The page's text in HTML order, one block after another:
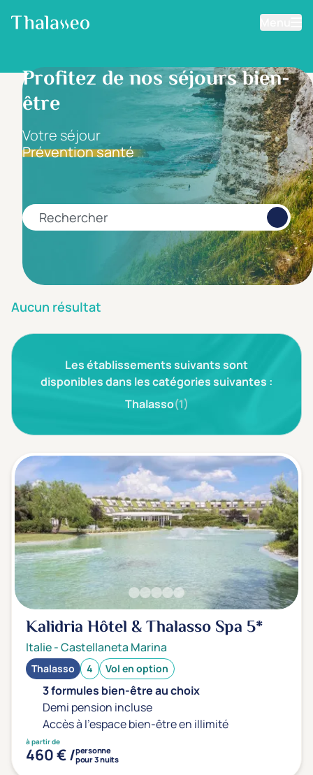
Aller au contenu principal
Profitez de nos séjours bien-
être
Votre séjour
Prévention santé
Rechercher
Filtrer les résultats
Fourchette de prix
Prix par personne
Maximum
5 étoiles *****
(0)
Note de nos clients
D'après notre partenaire Avis-Vérifiés
(0)
Très bien: 3.5+
(0)
Envie de
Bord de mer
(0)
Ville
(0)
Montagne
(0)
Campagne
(0)
Type de séjour
Thalasso Thermal Spa
Thématiques bien-être
Accès à l'espace bien-être
(0)
Aucun résultat
Les établissements suivants sont
disponibles dans les catégories suivantes :
Thalasso(1)
Kalidria Hôtel & Thalasso Spa 5*
Italie-Castellaneta Marina
Thalasso 4 Vol en option
3 formules bien-être au choix
Demi pension incluse
Accès à l'espace bien-être en illimité
à partir de
460 € /personne
pour 3 nuits